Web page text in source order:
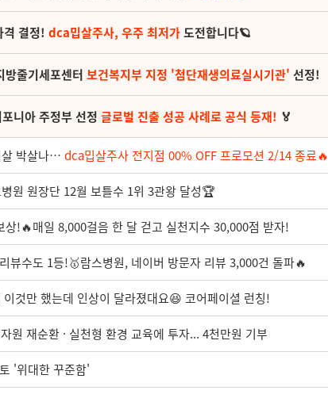
격 결정! dca밉살주사, 우주 최저가도전합니다🪐
줄기세포센터 보건복지부 지정 '첨단재생의료실시기관' 선정!
니아 주정부 선정 글로벌 진출 성공 사례로 공식 등재! 🏅
박살나… dca밉살주사 전지점 00% OFF 프로모션 2/14 종료🔥
원 원장단 12월 보틀수 1위 3관왕 달성🏆
상!🔥매일 8,000걸음 한 달 걷고 실천지수 30,000점 받자!
뷰수도 1등!🥇람스병원, 네이버 방문자 리뷰 3,000건 돌파🔥
이것만 했는데 인상이 달라졌대요😆 코어페이셜 런칭!
원 재순환 · 실천형 환경 교육에 투자... 4천만원 기부
'위대한 꾸준함'